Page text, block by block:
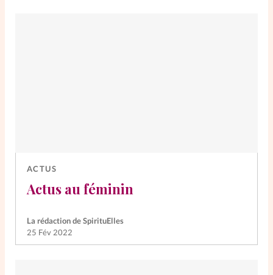
ACTUS
Actus au féminin
La rédaction de SpirituElles
25 Fév 2022